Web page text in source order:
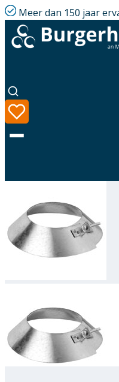
Meer dan 150 jaar
Taal
Assortiment
Oplossingen
Academy
Over ons